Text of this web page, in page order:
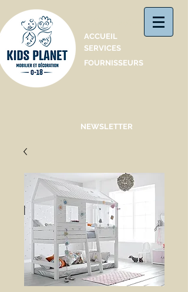
ACCUEIL
SERVICES
FOURNISSEURS
NEWSLETTER